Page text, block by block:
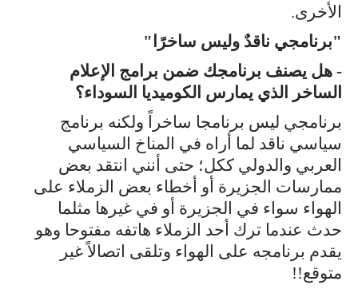
الأخرى.
"برنامجي ناقدٌ وليس ساخرًا"
- هل يصنف برنامجك ضمن برامج الإعلام
الساخر الذي يمارس الكوميديا السوداء؟
برنامجي ليس برنامجا ساخراً ولكنه برنامج
سياسي ناقد لما أراه في المناخ السياسي
العربي والدولي ككل؛ حتى أنني انتقد بعض
ممارسات الجزيرة أو أخطاء بعض الزملاء على
الهواء سواء في الجزيرة أو في غيرها مثلما
حدث عندما ترك أحد الزملاء هاتفه مفتوحا وهو
يقدم برنامجه على الهواء وتلقى اتصالاً غير
متوقع!!